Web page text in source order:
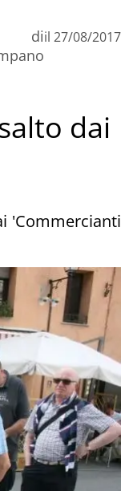
diil 27/08/2017
dai
'Commercianti